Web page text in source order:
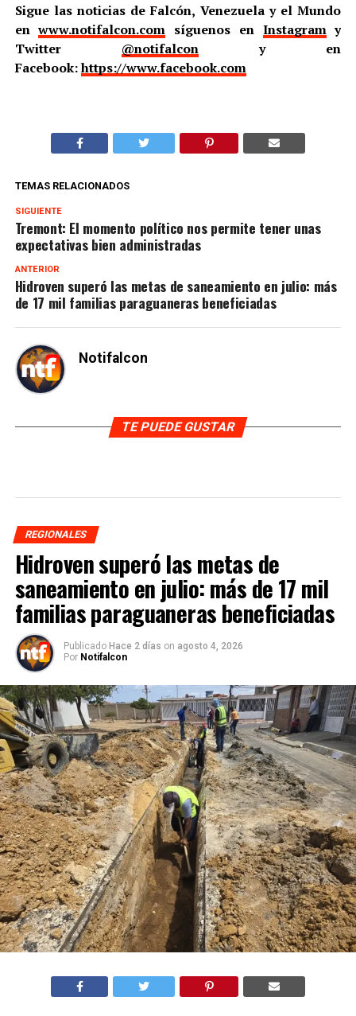
Sigue las noticias de Falcón, Venezuela y el Mundo
enwww.notifalcon.com síguenos en Instagramy
Twitter @notifalcony en
Facebook:https://www.facebook.com
TEMAS RELACIONADOS
SIGUIENTE
Tremont: El momento político nos permite tener unas
expectativas bien administradas
ANTERIOR
Hidroven superó las metas de saneamiento en julio: más
de 17 mil familias paraguaneras beneficiadas
Notifalcon
TE PUEDE GUSTAR
REGIONALES
Hidroven superó las metas de
saneamiento en julio: más de 17 mil
familias paraguaneras beneficiadas
Publicado Hace 2 días on agosto 4, 2026
Por Notifalcon